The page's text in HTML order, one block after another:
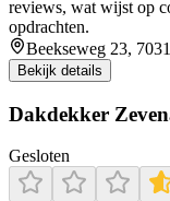
reviews, wat wijst op
opdrachten.
Beekseweg 23,
Bekijk details
Dakdekker
Gesloten